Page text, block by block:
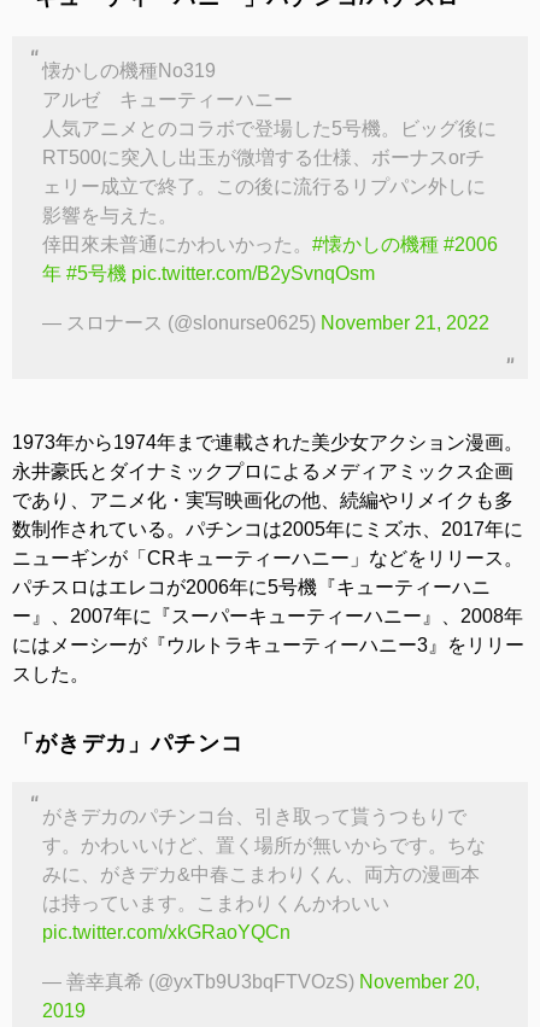
懐かしの機種No319
アルゼ キューティーハニー
人気アニメとのコラボで登場した5号機。ビッグ後に
RT500に突入し出玉が微増する仕様、ボーナスorチ
ェリー成立で終了。この後に流行るリプパン外しに
影響を与えた。
倖田來未普通にかわいかった。 #懐かしの機種 #2006
年 #5号機 pic.twitter.com/B2ySvnqOsm
— スロナース (@slonurse0625) November 21, 2022
1973年から1974年まで連載された美少女アクション漫画。
永井豪氏とダイナミックプロによるメディアミックス企画
であり、アニメ化・実写映画化の他、続編やリメイクも多
数制作されている。パチンコは2005年にミズホ、2017年に
ニューギンが「CRキューティーハニー」などをリリース。
パチスロはエレコが2006年に5号機『キューティーハニ
ー』、2007年に『スーパーキューティーハニー』、2008年
にはメーシーが『ウルトラキューティーハニー3』をリリー
スした。
「がきデカ」パチンコ
がきデカのパチンコ台、引き取って貰うつもりで
す。かわいいけど、置く場所が無いからです。ちな
みに、がきデカ&中春こまわりくん、両方の漫画本
は持っています。こまわりくんかわいい
pic.twitter.com/xkGRaoYQCn
— 善幸真希 (@yxTb9U3bqFTVOzS) November 20,
2019